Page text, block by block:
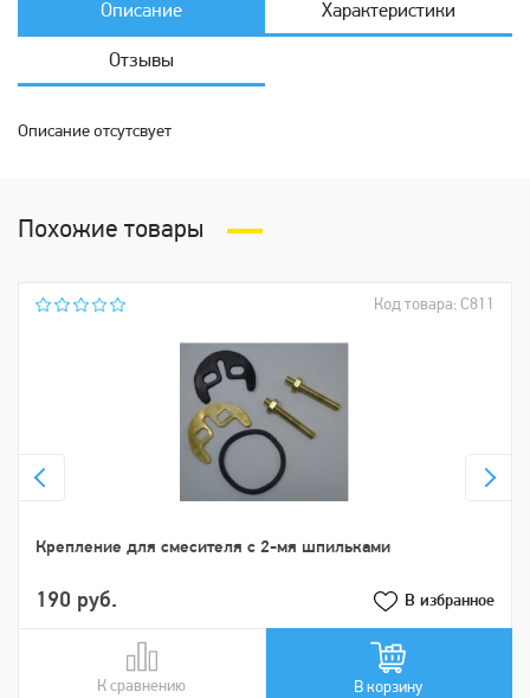
Описание Характеристики
Отзывы
Описание отсутсвует
Похожие товары
Код товара: С811
Крепление для смесителя с 2-мя шпильками
190 руб. В избранное
К сравнению
В сравнении В корзину